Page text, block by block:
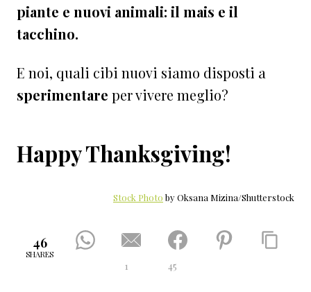
piante e nuovi animali: il mais e il
tacchino.
E noi, quali cibi nuovi siamo disposti a
sperimentare per vivere meglio?
Happy Thanksgiving!
Stock Photo by Oksana Mizina/Shutterstock
46
SHARES
1 45